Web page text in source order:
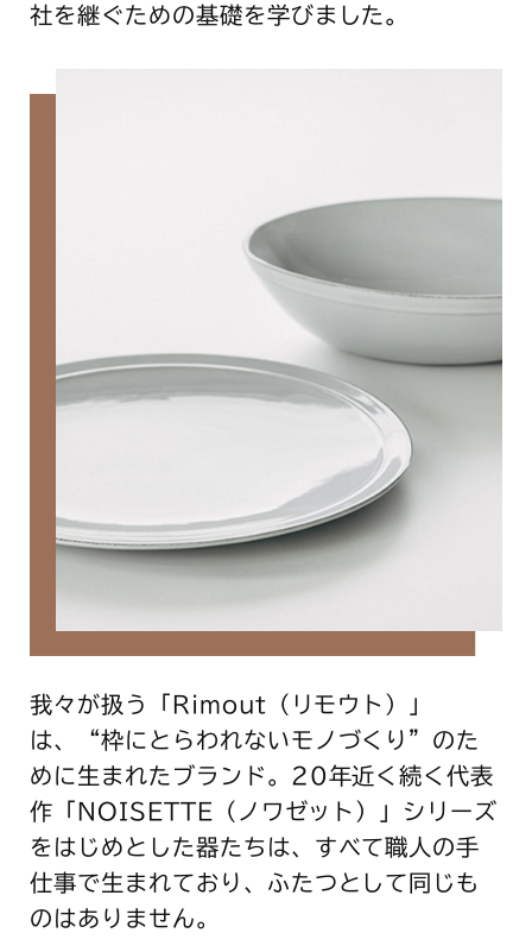
社を継ぐための基礎を学びました。
我々が扱う「Rimout（リモウト）」
は、“枠にとらわれないモノづくり”のた
めに生まれたブランド。20年近く続く代表
作「NOISETTE（ノワゼット）」シリーズ
をはじめとした器たちは、すべて職人の手
仕事で生まれており、ふたつとして同じも
のはありません。